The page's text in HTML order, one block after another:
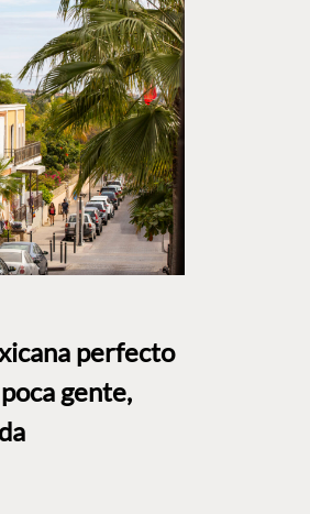
perfecto
gente,